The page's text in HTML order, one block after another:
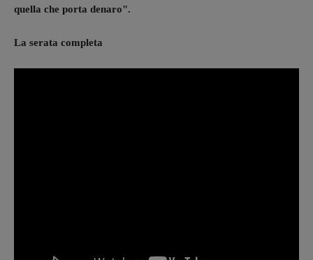
quella che porta denaro".
La serata completa